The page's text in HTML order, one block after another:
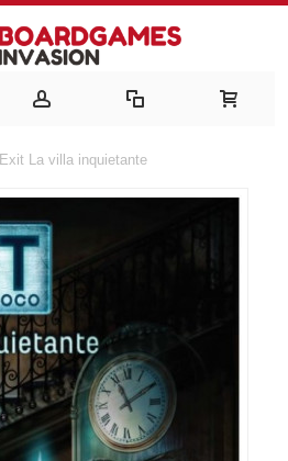
Exit La villa inquietante